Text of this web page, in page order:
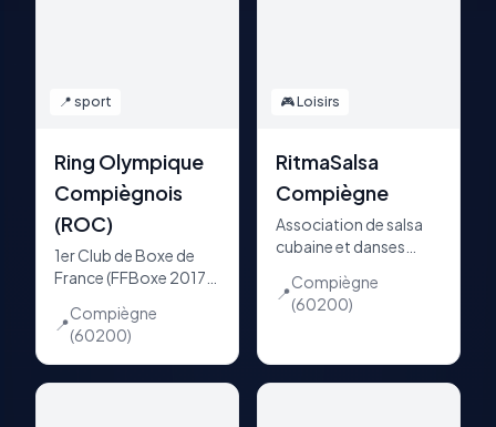
📍 sport
Ring Olympique
Compiègnois
(ROC)
1er Club de Boxe de
France (FFBoxe 2017).
activités, tous profils
dès 6 ans. Salle
Jacques Vasset au
cœur de Compiègne.
📍
Compiègne
(60200)
🎮Loisirs
RitmaSalsa
Compiègne
Association de salsa
cubaine et danses
Compiègne. Cours
chaque mardi soir,
Compiégnois.
📍
Compiègne
(60200)